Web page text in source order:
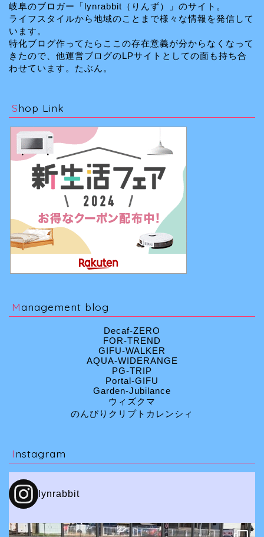
岐阜のブロガー「lynrabbit（りんず）」のサイト。
ライフスタイルから地域のことまで様々な情報を発信して
います。
特化ブログ作ってたらここの存在意義が分からなくなって
きたので、他運営ブログのLPサイトとしての面も持ち合
わせています。たぶん。
Shop Link
Management blog
Decaf-ZERO
FOR-TREND
GIFU-WALKER
AQUA-WIDERANGE
PG-TRIP
Portal-GIFU
Garden-Jubilance
ウィズクマ
のんびりクリプトカレンシィ
Instagram
lynrabbit